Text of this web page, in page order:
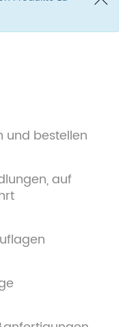
und bestellen
auf